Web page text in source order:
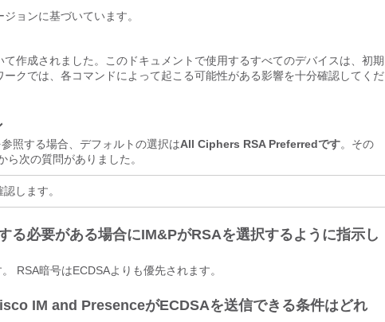
ョンに基づいています。
作成されました。このドキュメントで使用するすべてのデバイスは、初期
クでは、各コマンドによって起こる可能性がある影響を十分確認してくだ
照する場合、デフォルトの選択はAll Ciphers RSA Preferredです。 その
次の質問がありました。
します。
る必要がある場合にIM&PがRSAを選択するように指示し
RSA暗号はECDSAよりも優先されます。
IM and PresenceがECDSAを送信できる条件はどれ